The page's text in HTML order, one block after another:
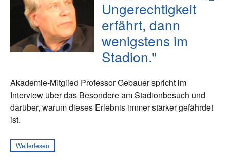
Ungerechtigkeit
erfährt, dann
wenigstens im
Stadion."
Akademie-Mitglied Professor Gebauer spricht im
Interview über das Besondere am Stadionbesuch und
darüber, warum dieses Erlebnis immer stärker gefährdet
ist.
Weiterlesen